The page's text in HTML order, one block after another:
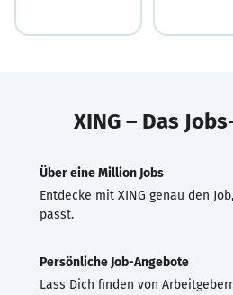
XING – Das
Über eine Million Jobs
Entdecke mit XING genau den
passt.
Persönliche Job-Angebote
Lass Dich finden von